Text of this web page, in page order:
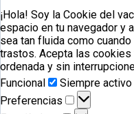
¡Hola! Soy la Cookie del
espacio en tu navegador y
sea tan fluida como
trastos. Acepta las cookies
ordenada y sin
Funcional
Funcional
Siempre activo
Preferencias
Preferencias